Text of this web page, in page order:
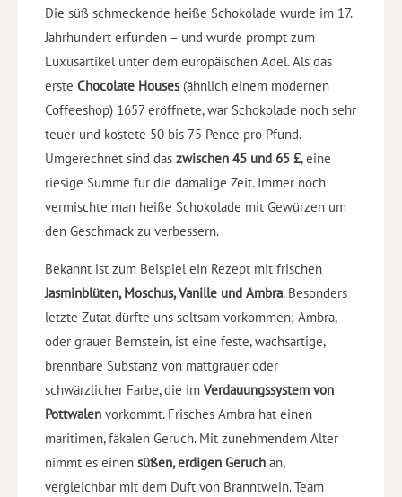
Die süß schmeckende heiße Schokolade wurde im 17.
Jahrhundert erfunden – und wurde prompt zum
Luxusartikel unter dem europäischen Adel. Als das
erste Chocolate Houses(ähnlich einem modernen
Coffeeshop) 1657 eröffnete, war Schokolade noch sehr
teuer und kostete 50 bis 75 Pence pro Pfund.
Umgerechnet sind das zwischen 45 und 65 £, eine
riesige Summe für die damalige Zeit. Immer noch
vermischte man heiße Schokolade mit Gewürzen um
den Geschmack zu verbessern.
Bekannt ist zum Beispiel ein Rezept mit frischen
Jasminblüten, Moschus, Vanille und Ambra. Besonders
letzte Zutat dürfte uns seltsam vorkommen; Ambra,
oder grauer Bernstein, ist eine feste, wachsartige,
brennbare Substanz von mattgrauer oder
schwärzlicher Farbe, die im Verdauungssystem von
Pottwalen vorkommt. Frisches Ambra hat einen
maritimen, fäkalen Geruch. Mit zunehmendem Alter
nimmt es einen süßen, erdigen Geruch an,
vergleichbar mit dem Duft von Branntwein. Team